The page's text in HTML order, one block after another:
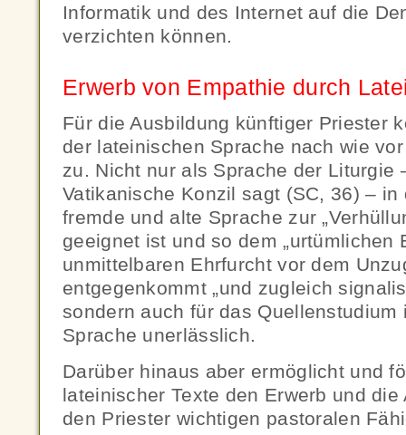
Informatik und des Internet auf die
verzichten können.
Erwerb von Empathie durch
Für die Ausbildung künftiger Priester
der lateinischen Sprache nach wie
zu. Nicht nur als Sprache der Liturgie
Vatikanische Konzil sagt (SC, 36) –
fremde und alte Sprache zur
geeignet ist und so dem „urtümlichen
unmittelbaren Ehrfurcht vor dem
entgegenkommt „und zugleich
sondern auch für das
Sprache unerlässlich.
Darüber hinaus aber ermöglicht und
lateinischer Texte den Erwerb und
den Priester wichtigen pastoralen